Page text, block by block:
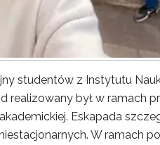
studentów z Instytutu
realizowany był w ramach
Eskapada
W ramach